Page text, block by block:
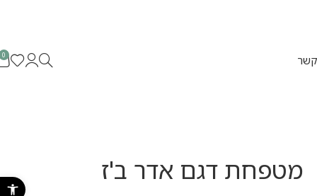
פתח סרגל
0
קיים
בלונג\מרובעמטפחת דגם אדר ב'ז